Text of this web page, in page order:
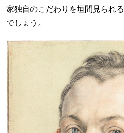
家独自のこだわりを垣間見られ
でしょう。